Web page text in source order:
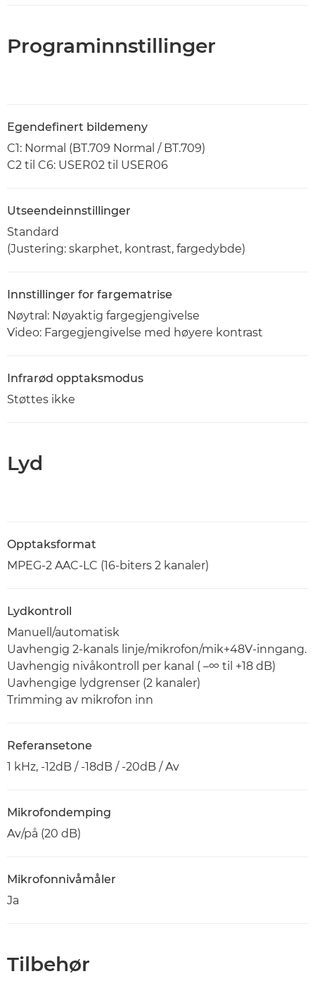
Programinnstillinger
Egendefinert bildemeny
C1: Normal (BT.709 Normal / BT.709)
C2 til C6: USER02 til USER06
Utseendeinnstillinger
Standard
(Justering: skarphet, kontrast, fargedybde)
Innstillinger for fargematrise
Nøytral: Nøyaktig fargegjengivelse
Video: Fargegjengivelse med høyere kontrast
Infrarød opptaksmodus
Støttes ikke
Lyd
Opptaksformat
MPEG-2 AAC-LC (16-biters 2 kanaler)
Lydkontroll
Manuell/automatisk
Uavhengig 2-kanals linje/mikrofon/mik+48V-inngang.
Uavhengig nivåkontroll per kanal ( –∞ til +18 dB)
Uavhengige lydgrenser (2 kanaler)
Trimming av mikrofon inn
Referansetone
1 kHz, -12dB / -18dB / -20dB / Av
Mikrofondemping
Av/på (20 dB)
Mikrofonnivåmåler
Ja
Tilbehør